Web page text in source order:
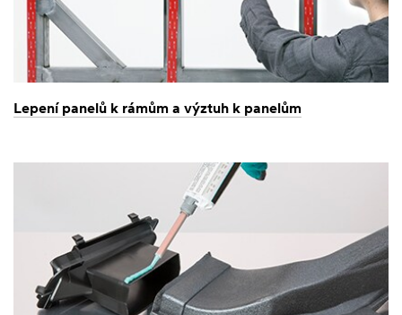
Lepení panelů k rámům a výztuh k panelům